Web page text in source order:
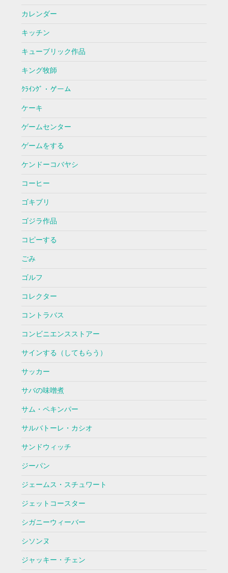
カレンダー
キッチン
キューブリック作品
キング牧師
ｸﾗｲﾝｸﾞ・ゲーム
ケーキ
ゲームセンター
ゲームをする
ケンドーコバヤシ
コーヒー
ゴキブリ
ゴジラ作品
コピーする
ごみ
ゴルフ
コレクター
コントラバス
コンビニエンスストアー
サインする（してもらう）
サッカー
サバの味噌煮
サム・ペキンパー
サルバトーレ・カシオ
サンドウィッチ
ジーパン
ジェームス・スチュワート
ジェットコースター
シガニーウィーバー
シソンヌ
ジャッキー・チェン